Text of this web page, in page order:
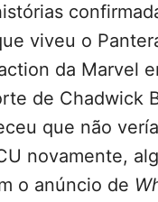
viveu o
da Marvel
de Chadwick
que não
novamente,
o anúncio de